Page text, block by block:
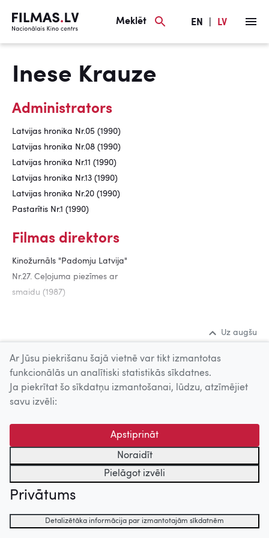
Meklēt EN LV
Inese Krauze
Administrators
Latvijas hronika Nr.05 (1990)
Latvijas hronika Nr.08 (1990)
Latvijas hronika Nr.11 (1990)
Latvijas hronika Nr.13 (1990)
Latvijas hronika Nr.20 (1990)
Pastarītis Nr.1 (1990)
Filmas direktors
Kinožurnāls "Padomju Latvija"
Nr.27. Ceļojuma piezīmes ar
smaidu (1987)
Uz augšu
© 2026 Nacionālais Kino centrs, Kultūras informācijas sistēmu
centrs. Sadarbības partneris: Latvijas Valsts
kinofotofonodokumentu arhīvs.
Ar Jūsu piekrišanu šajā vietnē var tikt izmantotas
funkcionālās un analītiski statistikās sīkdatnes.
Ja piekrītat šo sīkdatņu izmantošanai, lūdzu, atzīmējiet
savu izvēli:
Apstiprināt
Noraidīt
Pielāgot izvēli
Privātums
Detalizētāka informācija par izmantotajām sīkdatnēm